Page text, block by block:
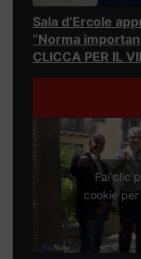
Sala d’Ercole
“Norma
CLICCA PER IL
Fai clic
cookie